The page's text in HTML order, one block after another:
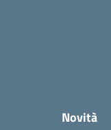
Novità